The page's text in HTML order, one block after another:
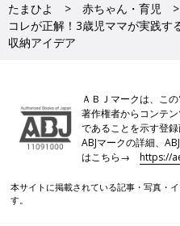
たまひよ 赤ちゃん・育児
コレが正解！3歳児ママが実践す
収納アイデア
ＡＢＪマークは、こ
著作権者からコンテ
であることを示す登
ABJマークの詳細、
はこちら→https://
本サイトに掲載されている記事・写真・
す。